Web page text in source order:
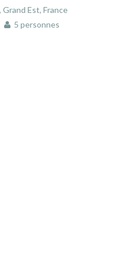
Grand Est, France
5 personnes